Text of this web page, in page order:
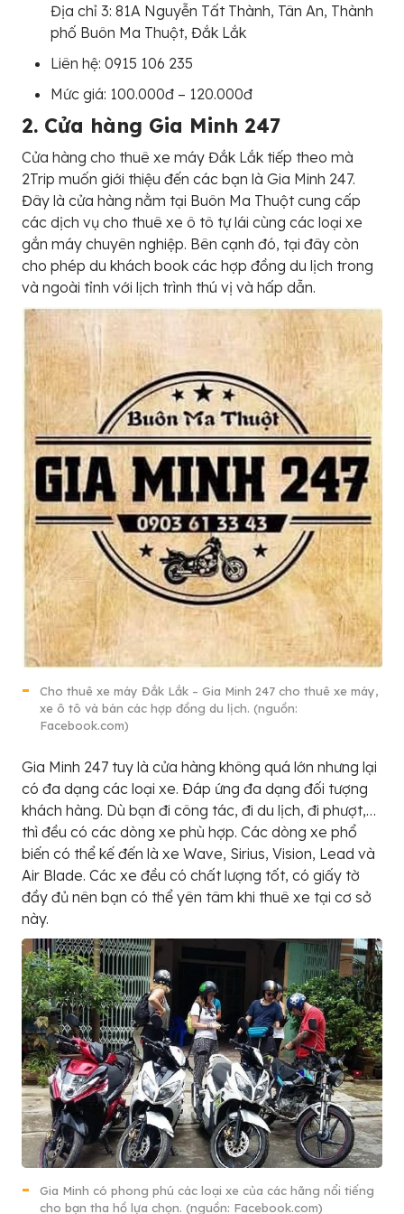
Địa chỉ 3: 81A Nguyễn Tất Thành, Tân An, Thành
phố Buôn Ma Thuột, Đắk Lắk
Liên hệ: 0915 106 235
Mức giá: 100.000đ – 120.000đ
2. Cửa hàng Gia Minh 247
Cửa hàng cho thuê xe máy Đắk Lắk tiếp theo mà
2Trip muốn giới thiệu đến các bạn là Gia Minh 247.
Đây là cửa hàng nằm tại Buôn Ma Thuột cung cấp
các dịch vụ cho thuê xe ô tô tự lái cùng các loại xe
gắn máy chuyên nghiệp. Bên cạnh đó, tại đây còn
cho phép du khách book các hợp đồng du lịch trong
và ngoài tỉnh với lịch trình thú vị và hấp dẫn.
Cho thuê xe máy Đắk Lắk – Gia Minh 247 cho thuê xe máy,
xe ô tô và bán các hợp đồng du lịch. (nguồn:
Facebook.com)
Gia Minh 247 tuy là cửa hàng không quá lớn nhưng lại
có đa dạng các loại xe. Đáp ứng đa dạng đối tượng
khách hàng. Dù bạn đi công tác, đi du lịch, đi phượt,…
thì đều có các dòng xe phù hợp. Các dòng xe phổ
biến có thể kế đến là xe Wave, Sirius, Vision, Lead và
Air Blade. Các xe đều có chất lượng tốt, có giấy tờ
đầy đủ nên bạn có thể yên tâm khi thuê xe tại cơ sở
này.
Gia Minh có phong phú các loại xe của các hãng nổi tiếng
cho bạn tha hồ lựa chọn. (nguồn: Facebook.com)